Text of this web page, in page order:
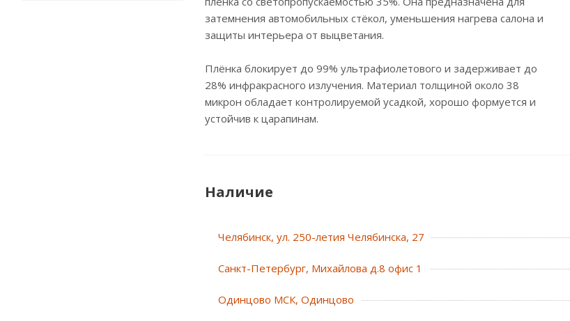
затемнения автомобильных стёкол, уменьшения нагрева салона и
защиты интерьера от выцветания.
Плёнка блокирует до 99% ультрафиолетового и задерживает до
28% инфракрасного излучения. Материал толщиной около 38
микрон обладает контролируемой усадкой, хорошо формуется и
устойчив к царапинам.
Наличие
Челябинск, ул. 250-летия Челябинска, 27
Санкт-Петербург, Михайлова д.8 офис 1
Одинцово МСК, Одинцово